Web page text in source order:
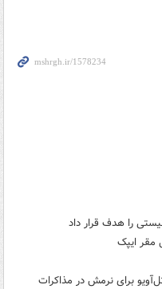
مقر ایپک
برای نرمش در مذاکرات